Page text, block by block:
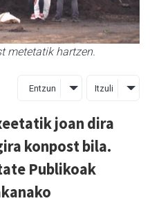
metetatik hartzen.
Entzun Itzuli
joan dira
konpost bila.
Publikoak